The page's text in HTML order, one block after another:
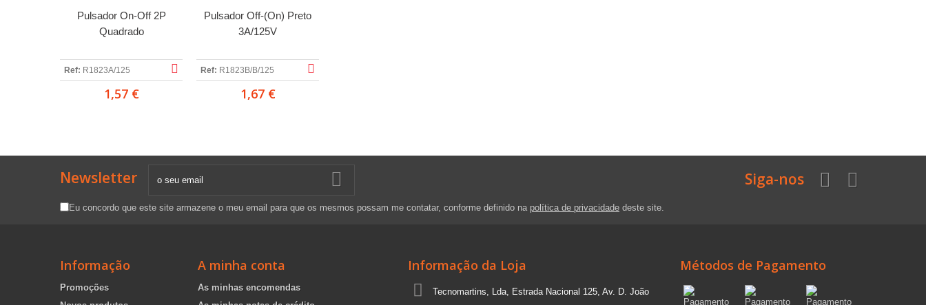
Pulsador On-Off 2P
Quadrado
Ref: R1823A/125
1,57 €
Pulsador Off-(On) Preto
3A/125V
Ref: R1823B/B/125
1,67 €
Newsletter
Eu concordo que este site armazene o meu email para que os mesmos possam me contatar, conforme definido na política de privacidade deste site.
Siga-nos
Informação
Promoções
A minha conta
As minhas encomendas
Informação da Loja
Tecnomartins, Lda, Estrada Nacional 125, Av. D. João
Métodos de Pagamento